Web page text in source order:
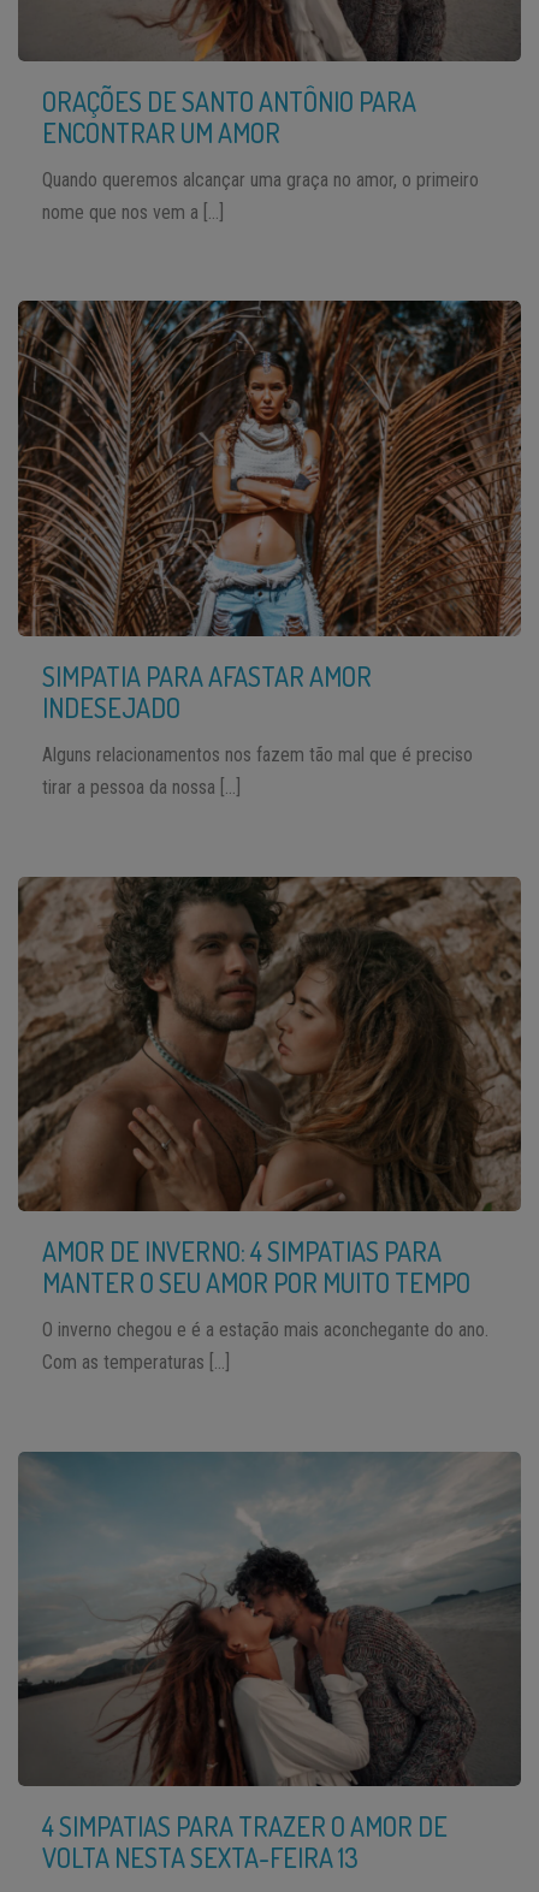
ORAÇÕES DE SANTO ANTÔNIO PARA
ENCONTRAR UM AMOR
Quando queremos alcançar uma graça no amor, o primeiro
nome que nos vem a […]
SIMPATIA PARA AFASTAR AMOR
INDESEJADO
Alguns relacionamentos nos fazem tão mal que é preciso
tirar a pessoa da nossa […]
AMOR DE INVERNO: 4 SIMPATIAS PARA
MANTER O SEU AMOR POR MUITO TEMPO
O inverno chegou e é a estação mais aconchegante do ano.
Com as temperaturas […]
4 SIMPATIAS PARA TRAZER O AMOR DE
VOLTA NESTA SEXTA-FEIRA 13